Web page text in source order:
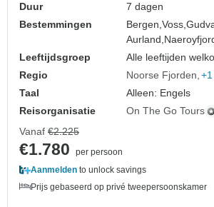
Duur
7 dagen
Bestemmingen
Bergen,Voss,
Aurland,
Leeftijdsgroep
Alle leeftijden
Regio
Noorse Fjorden
Taal
Alleen: Engels
Reisorganisatie
On The Go Tours
Vanaf €2.225
€1.780
per persoon
Aanmelden to unlock savings
Prijs gebaseerd op privé tweepersoonskamer